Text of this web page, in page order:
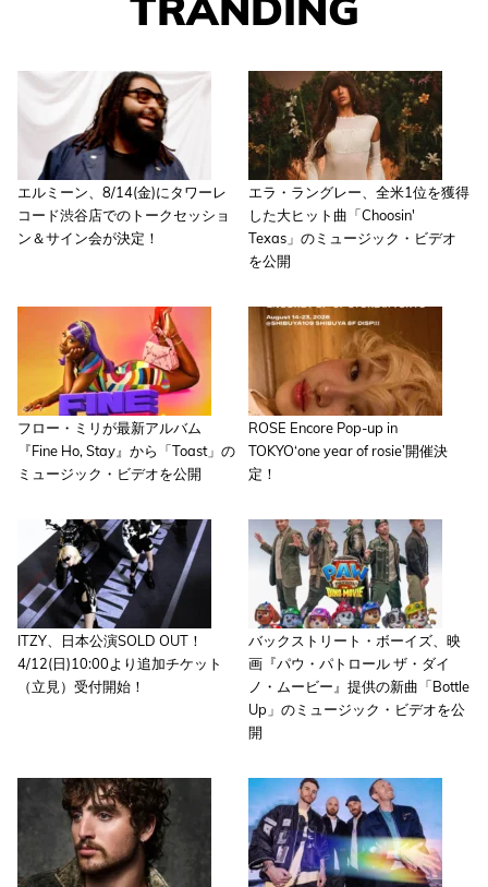
エルミーン、8/14(金)にタワーレ
コード渋谷店でのトークセッショ
ン＆サイン会が決定！
エラ・ラングレー、全米1位を獲得
した大ヒット曲「Choosin'
Texas」のミュージック・ビデオ
を公開
フロー・ミリが最新アルバム
『Fine Ho, Stay』から「Toast」の
ミュージック・ビデオを公開
ROSE Encore Pop-up in
TOKYO‘one year of rosie’開催決
定！
ITZY、日本公演SOLD OUT！
4/12(日)10:00より追加チケット
（立見）受付開始！
バックストリート・ボーイズ、映
画『パウ・パトロール ザ・ダイ
ノ・ムービー』提供の新曲「Bottle
Up」のミュージック・ビデオを公
開